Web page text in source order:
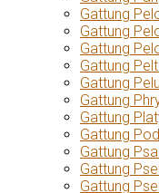
Gattung
Gattung
Gattung
Gattung
Gattung
Gattung
Gattung
Gattung
Gattung
Gattung
Gattung